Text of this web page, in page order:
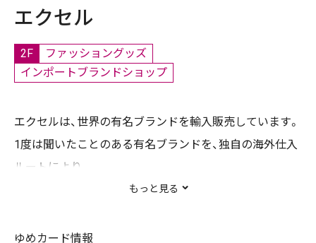
エクセル
2F
ファッショングッズ
インポートブランドショップ
エクセルは、世界の有名ブランドを輸入販売しています。
1度は聞いたことのある有名ブランドを、独自の海外仕入
ルートにより
ルイヴィトン、エルメス、プラダ、グッチ、コーチ、モンク
南岩国店では、バッグ、財布、アクセサリー、ファッション
もっと見る
ゆめカード情報